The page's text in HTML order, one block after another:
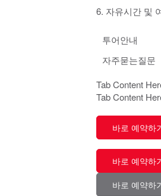
자유시간 및
투어안내
자주묻는질문
Tab Content
Tab Content
바로 예약하
바로 예약하
바로 예약하